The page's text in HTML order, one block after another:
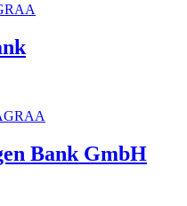
Bank GmbH